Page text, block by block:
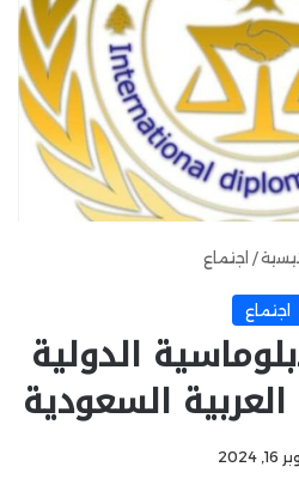
/ اجتماع
اجتماع
الدولية
السعودية
2024